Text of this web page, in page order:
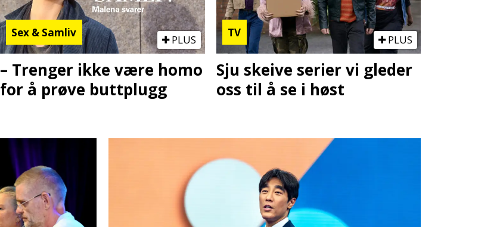
Sex & Samliv
PLUS
– Trenger ikke være homo
for å prøve buttplugg
TV
PLUS
Sju skeive serier vi gleder
oss til å se i høst